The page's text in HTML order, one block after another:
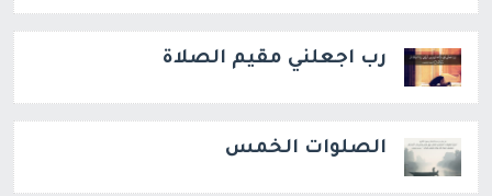
رب اجعلني مقيم الصلاة
الصلوات الخمس